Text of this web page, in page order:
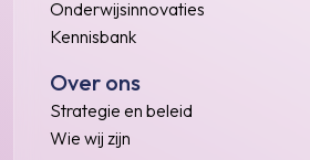
Onderwijsinnovaties
Kennisbank
Over ons
Strategie en beleid
Wie wij zijn